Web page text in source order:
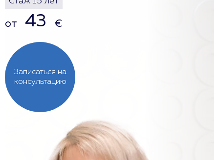
Записаться на
консультацию
от 43 €